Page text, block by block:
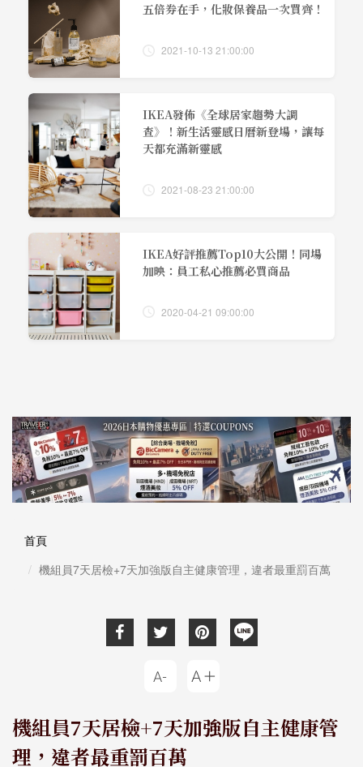
五倍券在手，化妝保養品一次買齊！
2021-10-13 21:00:00
IKEA發佈《全球居家趨勢大調
查》！新生活靈感日曆新登場，讓每
天都充滿新靈感
2021-08-23 21:00:00
IKEA好評推薦Top10大公開！同場
加映：員工私心推薦必買商品
2020-04-21 09:00:00
首頁
機組員7天居檢+7天加強版自主健康管理，違者最重罰百萬
機組員7天居檢+7天加強版自主健康管
理，違者最重罰百萬